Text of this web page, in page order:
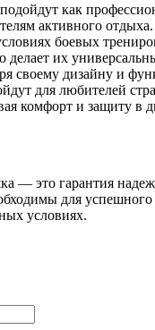
как
активного
боевых
делает их
своему дизайну и
для любителей
комфорт и защиту в
— это гарантия
для
условиях.